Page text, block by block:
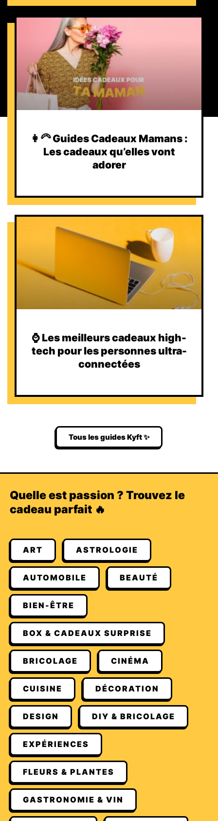
👩‍🦳 Guides Cadeaux Mamans :
Les cadeaux qu’elles vont
adorer
⌚️ Les meilleurs cadeaux high-
tech pour les personnes ultra-
connectées
Tous les guides Kyft ✨
Quelle est passion ? Trouvez le
cadeau parfait 🔥
ART ASTROLOGIE
AUTOMOBILE BEAUTÉ
BIEN-ÊTRE
BOX & CADEAUX SURPRISE
BRICOLAGE CINÉMA
CUISINE DÉCORATION
DESIGN DIY & BRICOLAGE
EXPÉRIENCES
FLEURS & PLANTES
GASTRONOMIE & VIN